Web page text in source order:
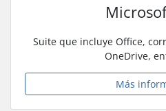
Suite que incluye Office,
OneDrive,
Más